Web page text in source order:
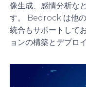
像生成、感情分析な
す。 Bedrock は他
統合もサポートして
ョンの構築とデプロ